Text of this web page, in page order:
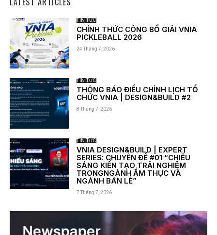
TIN TỨC
CHÍNH THỨC CÔNG BỐ GIẢI VNIA
PICKLEBALL 2026
24 Tháng 7, 2026
TIN TỨC
THÔNG BÁO ĐIỀU CHỈNH LỊCH TỔ
CHỨC VNIA | DESIGN&BUILD #2
8 Tháng 7, 2026
TIN TỨC
VNIA DESIGN&BUILD | EXPERT
SERIES: CHUYÊN ĐỀ #01 “CHIẾU
SÁNG KIẾN TẠO TRẢI NGHIỆM
TRONGNGÀNH ẨM THỰC VÀ
NGÀNH BÁN LẺ”
7 Tháng 7, 2026